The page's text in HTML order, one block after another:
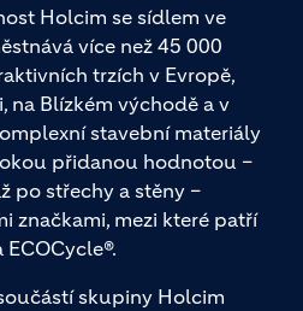
Holcim se sídlem ve
více než 45 000
trzích v Evropě,
na Blízkém východě a v
stavební materiály
přidanou hodnotou –
po střechy a stěny –
značkami, mezi které patří
ECOCycle®.
skupiny Holcim